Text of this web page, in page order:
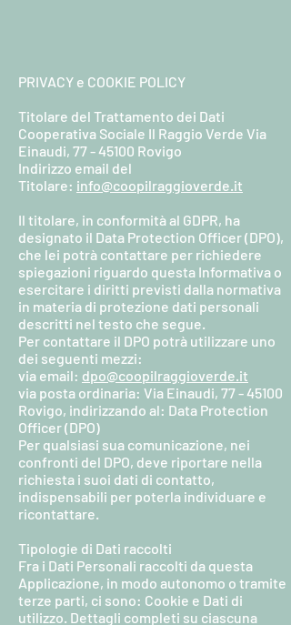
PRIVACY e COOKIE POLICY
Titolare del Trattamento dei Dati
Cooperativa Sociale Il Raggio Verde Via
Einaudi, 77 - 45100 Rovigo
Indirizzo email del
Titolare: info@coopilraggioverde.it
Il titolare, in conformità al GDPR, ha
designato il Data Protection Officer (DPO),
che lei potrà contattare per richiedere
spiegazioni riguardo questa Informativa o
esercitare i diritti previsti dalla normativa
in materia di protezione dati personali
descritti nel testo che segue.
Per contattare il DPO potrà utilizzare uno
dei seguenti mezzi:
via email: dpo@coopilraggioverde.it
via posta ordinaria: Via Einaudi, 77 - 45100
Rovigo, indirizzando al: Data Protection
Officer (DPO)
Per qualsiasi sua comunicazione, nei
confronti del DPO, deve riportare nella
richiesta i suoi dati di contatto,
indispensabili per poterla individuare e
ricontattare.
Tipologie di Dati raccolti
Fra i Dati Personali raccolti da questa
Applicazione, in modo autonomo o tramite
terze parti, ci sono: Cookie e Dati di
utilizzo. Dettagli completi su ciascuna